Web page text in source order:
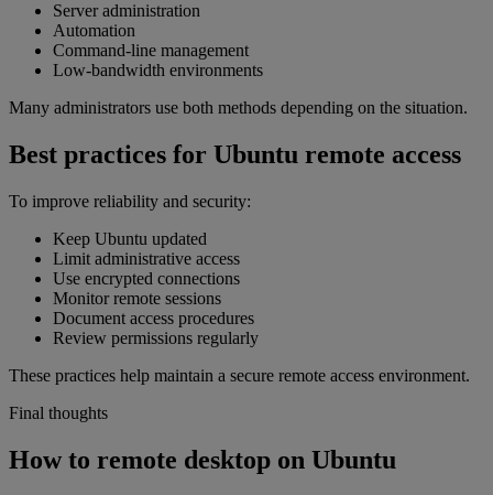
Server administration
Automation
Command-line management
Low-bandwidth environments
Many administrators use both methods depending on the situation.
Best practices for Ubuntu remote access
To improve reliability and security:
Keep Ubuntu updated
Limit administrative access
Use encrypted connections
Monitor remote sessions
Document access procedures
Review permissions regularly
These practices help maintain a secure remote access environment.
Final thoughts
How to remote desktop on Ubuntu